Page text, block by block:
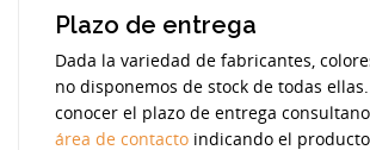
Plazo de entrega
Dada la variedad de fabricantes,
no disponemos de stock de todas
conocer el plazo de entrega
área de contacto indicando el